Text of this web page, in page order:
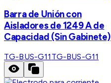
Barra de Unión con
Aisladores de 1249 A de
Capacidad (Sin Gabinete)
TG-BUS-G11 TG-BUS-G11